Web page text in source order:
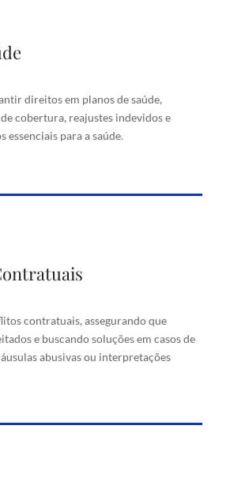
direitos em planos de saúde,
cobertura, reajustes indevidos e
essenciais para a saúde.
Plano de Saúde
negativas de cobertura, reajustes
a tratamentos essenciais para a
saúde.
contratuais, assegurando que
e buscando soluções em casos de
abusivas ou interpretações
Contratuais
respeitados e buscando soluções
cláusulas abusivas
divergentes.